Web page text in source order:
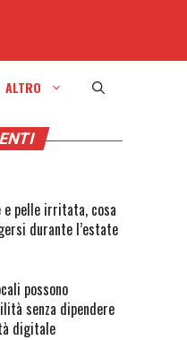
ALTRO
e pelle irritata, cosa
durante l’estate
possono
senza dipendere
digitale